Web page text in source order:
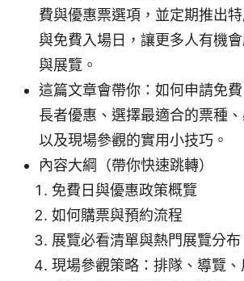
費與優惠票選項，並定期推出
與免費入場日，讓更多人有機
與展覽。
這篇文章會帶你：如何申請免
長者優惠、選擇最適合的票種、
以及現場參觀的實用小技巧。
內容大綱（帶你快速跳轉）
免費日與優惠政策概覽
如何購票與預約流程
展覽必看清單與熱門展覽分布
現場參觀策略：排隊、導覽